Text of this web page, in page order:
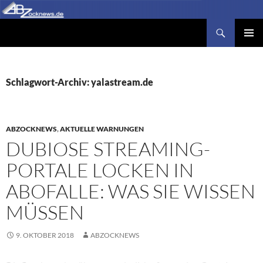
Zum
Inhalt
Schlagwort-Archiv: yalastream.de
ABZOCKNEWS,AKTUELLE WARNUNGEN
DUBIOSE STREAMING-
PORTALE LOCKEN IN
ABOFALLE: WAS SIE WISSEN
MÜSSEN
9. OKTOBER 2018 ABZOCKNEWS